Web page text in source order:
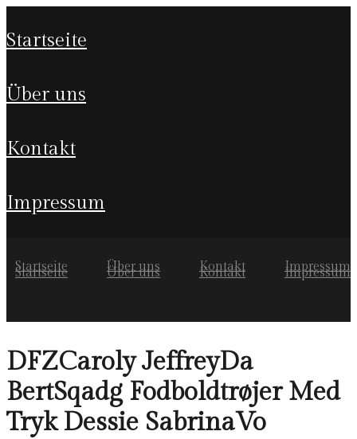
startseite
über uns
kontakt
impressum
Startseite Über uns Kontakt Impressum
Startseite Über uns Kontakt Impressum
DFZCaroly JeffreyDa
BertSqadg Fodboldtrøjer Med
Tryk Dessie SabrinaVo